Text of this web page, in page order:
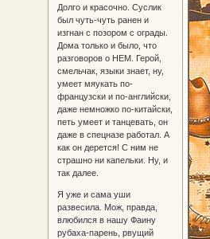
Долго и красочно. Суслик
был чуть-чуть ранен и
изгнан с позором с ограды.
Дома только и было, что
разговоров о НЕМ. Герой,
смельчак, языки знает, ну,
умеет мяукать по-
французски и по-английски,
даже немножко по-китайски,
петь умеет и танцевать, он
даже в спецназе работал. А
как он дерется! С ним не
страшно ни капельки. Ну, и
так далее.
Я уже и сама уши
развесила. Мож, правда,
влюбился в нашу Фаину
рубаха-парень, рвущий